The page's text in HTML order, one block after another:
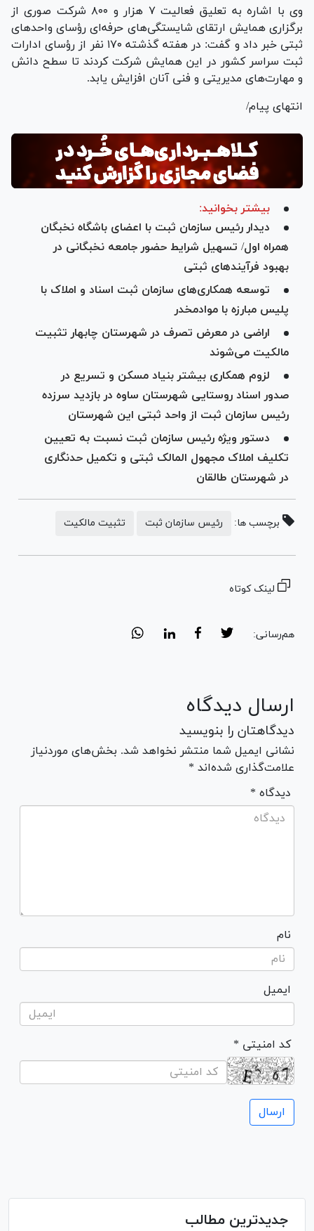
وی با اشاره به تعلیق فعالیت ۷ هزار و ۸۰۰ شرکت صوری از
برگزاری همایش ارتقای شایستگی‌های حرفه‌ای رؤسای واحد‌های
ثبتی خبر داد و گفت: در هفته گذشته ۱۷۰ نفر از رؤسای ادارات
ثبت سراسر کشور در این همایش شرکت کردند تا سطح دانش
و مهارت‌های مدیریتی و فنی آنان افزایش یابد.
انتهای پیام/
بیشتر بخوانید:
دیدار رئیس سازمان ثبت با اعضای باشگاه نخبگان
همراه اول/ تسهیل شرایط حضور جامعه نخبگانی در
بهبود فرآیند‌های ثبتی
توسعه همکاری‌های سازمان ثبت اسناد و املاک با
پلیس مبارزه با موادمخدر
اراضی در معرض تصرف در شهرستان چابهار تثبیت
مالکیت می‌شوند
لزوم همکاری بیشتر بنیاد مسکن و تسریع در
صدور اسناد روستایی شهرستان ساوه در بازدید سرزده
رئیس سازمان ثبت از واحد ثبتی این شهرستان
دستور ویژه رئیس سازمان ثبت نسبت به تعیین
تکلیف املاک مجهول المالک ثبتی و تکمیل حدنگاری
در شهرستان طالقان
برچسب ها: رئیس سازمان ثبت تثبیت مالکیت
لینک کوتاه
هم‌رسانی:
ارسال دیدگاه
دیدگاهتان را بنویسید
نشانی ایمیل شما منتشر نخواهد شد. بخش‌های موردنیاز
علامت‌گذاری شده‌اند *
* دیدگاه
نام
ایمیل
* کد امنیتی
جدیدترین مطالب